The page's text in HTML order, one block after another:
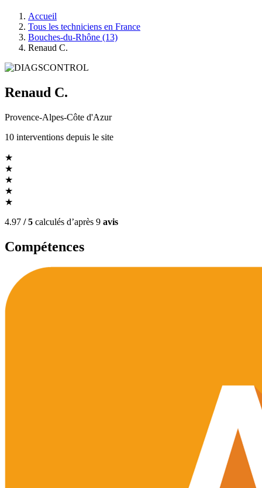
Accueil
Tous les techniciens en France
Bouches-du-Rhône (13)
Renaud C.
Renaud C.
Provence-Alpes-Côte d'Azur
10 interventions depuis le site
★
★
★
★
★
4.97 / 5 calculés d’après 9 avis
Compétences